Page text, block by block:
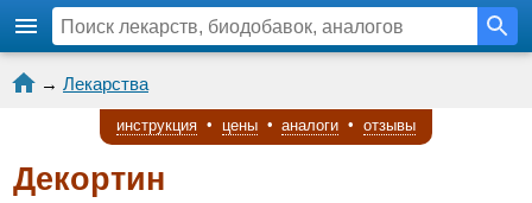
→ Лекарства
инструкция • цены • аналоги • отзывы
Декортин